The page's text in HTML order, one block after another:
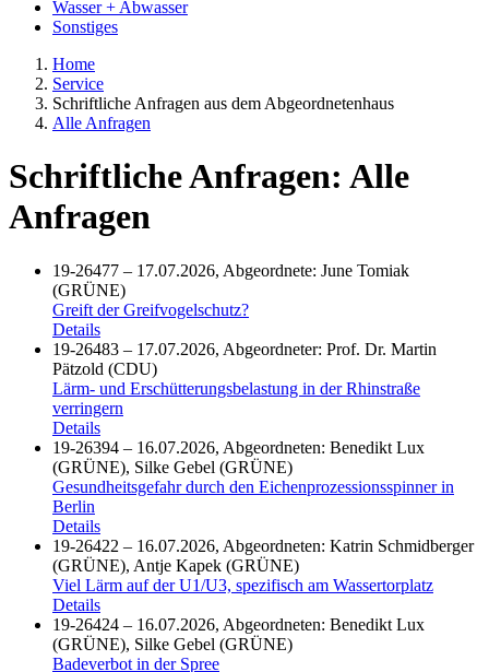
Wasser + Abwasser
Sonstiges
Home
Service
Schriftliche Anfragen aus dem Abgeordnetenhaus
Alle Anfragen
Schriftliche Anfragen: Alle
Anfragen
19-26477 – 17.07.2026, Abgeordnete: June Tomiak
(GRÜNE)
Greift der Greifvogelschutz?
Details
19-26483 – 17.07.2026, Abgeordneter: Prof. Dr. Martin
Pätzold (CDU)
Lärm- und Erschütterungsbelastung in der Rhinstraße
verringern
Details
19-26394 – 16.07.2026, Abgeordneten: Benedikt Lux
(GRÜNE), Silke Gebel (GRÜNE)
Gesundheitsgefahr durch den Eichenprozessionsspinner in
Berlin
Details
19-26422 – 16.07.2026, Abgeordneten: Katrin Schmidberger
(GRÜNE), Antje Kapek (GRÜNE)
Viel Lärm auf der U1/U3, spezifisch am Wassertorplatz
Details
19-26424 – 16.07.2026, Abgeordneten: Benedikt Lux
(GRÜNE), Silke Gebel (GRÜNE)
Badeverbot in der Spree